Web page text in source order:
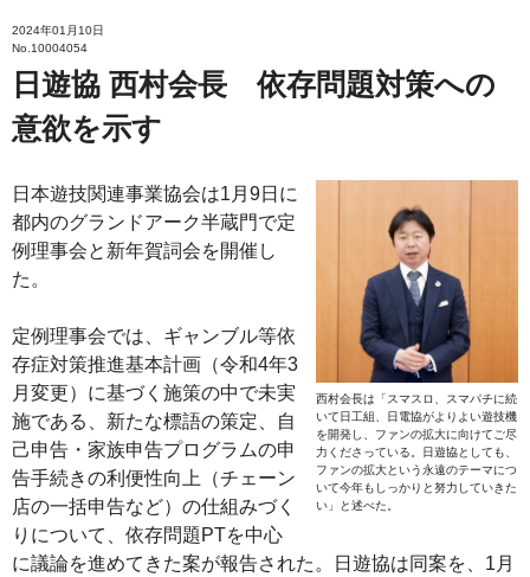
2024年01月10日
No.10004054
日遊協 西村会長 依存問題対策への
意欲を示す
西村会長は「スマスロ、スマパチに続
いて日工組、日電協がよりよい遊技機
を開発し、ファンの拡大に向けてご尽
力くださっている。日遊協としても、
ファンの拡大という永遠のテーマにつ
いて今年もしっかりと努力していきた
い」と述べた。
日本遊技関連事業協会は1月9日に
都内のグランドアーク半蔵門で定
例理事会と新年賀詞会を開催し
た。
定例理事会では、ギャンブル等依
存症対策推進基本計画（令和4年3
月変更）に基づく施策の中で未実
施である、新たな標語の策定、自
己申告・家族申告プログラムの申
告手続きの利便性向上（チェーン
店の一括申告など）の仕組みづく
りについて、依存問題PTを中心
に議論を進めてきた案が報告された。日遊協は同案を、1月